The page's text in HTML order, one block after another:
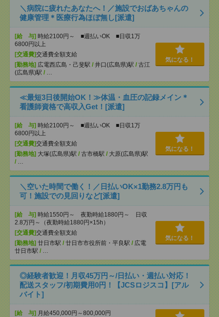
＼病院に疲れたあなたへ！／施設でおばあちゃんの
健康管理＊医療行為ほぼ無し[派遣]
[給 与] 時給2100円～ ■週払いOK ■日収1万
6800円以上
[交通費]交通費全額支給
[勤務地] 広電西広島・己斐駅 / 井口(広島県)駅 / 古江
(広島県)駅 / …
気になる！
≪最短3日後開始OK！≫体温・血圧の記録メイン＊
看護師資格で高収入Get！[派遣]
[給 与] 時給2100円～ ■週払いOK ■日収1万
6800円以上
[交通費]交通費全額支給
[勤務地] 大塚(広島県)駅 / 古市橋駅 / 大原(広島県)駅
/ …
気になる！
＼空いた時間で働く！／日払いOK×1勤務2.8万円も
可！施設での見回りなど[派遣]
[給 与] 時給1550円～ 夜勤時給1880円～ 日収
2.8万円～（夜勤時給1880円×15h）
[交通費]交通費全額支給
[勤務地] 廿日市駅 / 廿日市市役所前・平良駅 / 広電
廿日市駅 / …
気になる！
◎経験者歓迎！月収45万円～/日払い・週払い対応！
配送スタッフ/初期費用0円！【JCSロジスコ】[アル
バイト]
[給 与] 月給450,000円～800,000円